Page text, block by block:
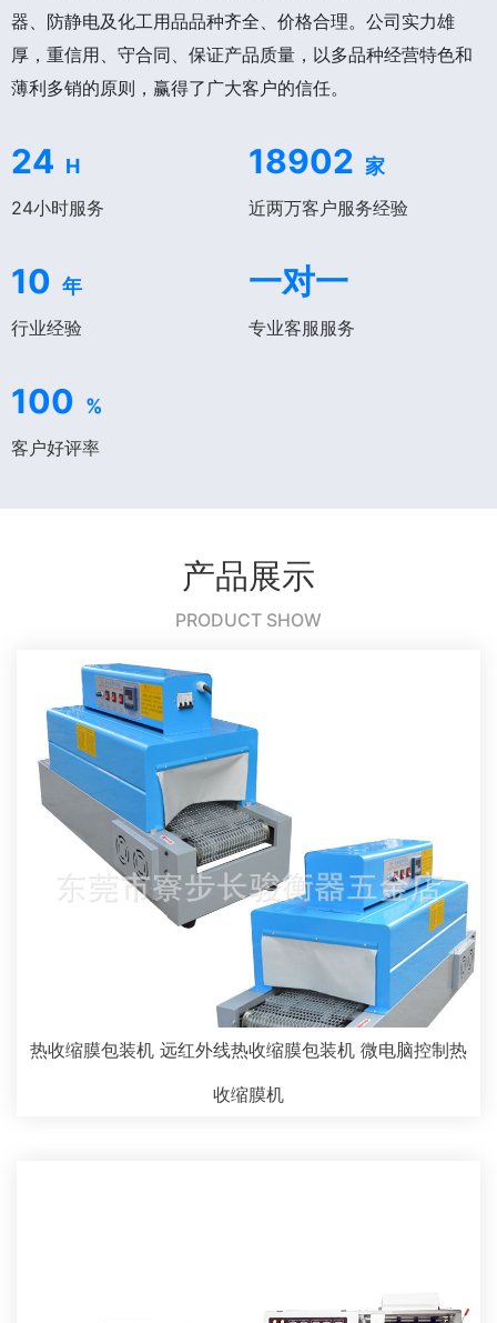
器、防静电及化工用品品种齐全、价格合理。公司实力雄
厚，重信用、守合同、保证产品质量，以多品种经营特色和
薄利多销的原则，赢得了广大客户的信任。
24 H
24小时服务
18902 家
近两万客户服务经验
10 年
行业经验
一对一
专业客服服务
100 %
客户好评率
产品展示
PRODUCT SHOW
热收缩膜包装机 远红外线热收缩膜包装机 微电脑控制热
收缩膜机